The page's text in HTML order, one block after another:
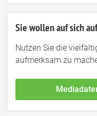
Sie wollen auf sich
Nutzen Sie die
aufmerksam zu